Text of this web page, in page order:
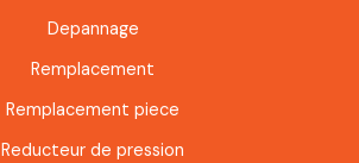
Depannage
Remplacement
Remplacement piece
Reducteur de pression